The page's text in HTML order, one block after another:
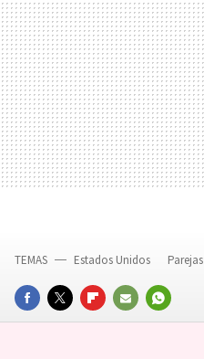
FACEBOOKTWITTERFLIPBOARD
E-
WHATSAPP
TEMAS Estados Unidos Parejas